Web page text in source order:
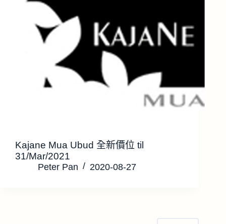
Kajane Mua Ubud 全新價位 til
31/Mar/2021
Peter Pan 2020-08-27